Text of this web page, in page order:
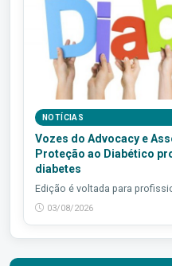
NOTÍCIAS
Vozes do Advocacy e
Proteção ao Diabético
diabetes
Edição é voltada para
03/08/2026